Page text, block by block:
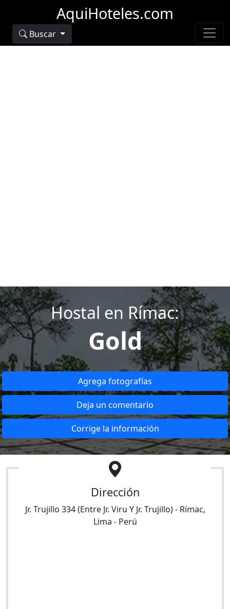
AquiHoteles.com
Buscar
Hostal en Rímac:
Gold
Agrega fotografías
Deja un comentario
Corrige la información
Dirección
Jr. Trujillo 334 (Entre Jr. Viru Y Jr. Trujillo)- Rímac,
Lima - Perú